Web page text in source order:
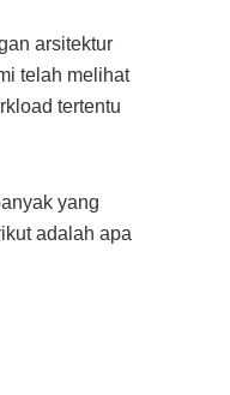
arsitektur
telah melihat
tertentu
yang
adalah apa